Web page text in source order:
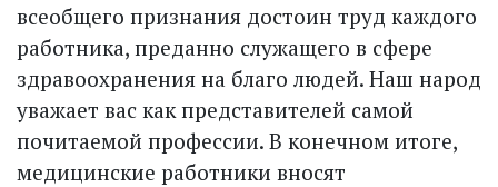
всеобщего признания достоин труд каждого
работника, преданно служащего в сфере
здравоохранения на благо людей. Наш народ
уважает вас как представителей самой
почитаемой профессии. В конечном итоге,
медицинские работники вносят